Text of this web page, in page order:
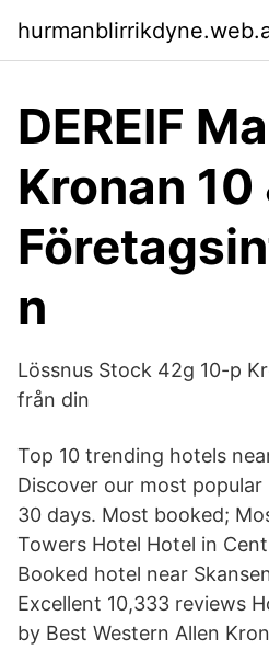
DEREIF
Kronan 10
n
Lössnus Stock 42g 10-p
från din
Top 10 trending hotels
Discover our most
30 days. Most booked;
Towers Hotel Hotel in
Booked hotel near
Excellent 10,333 reviews
by Best Western Allen